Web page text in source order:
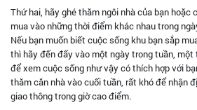
Thứ hai, hãy ghé thăm ngôi nhà của bạn hoặc
mua vào những thời điểm khác nhau trong
Nếu bạn muốn biết cuộc sống khu bạn sắp
thì hãy đến đấy vào một ngày trong tuần,
để xem cuộc sống như vậy có thích hợp với
thăm căn nhà vào cuối tuần, rất khó để nhận
giao thông trong giờ cao điểm.